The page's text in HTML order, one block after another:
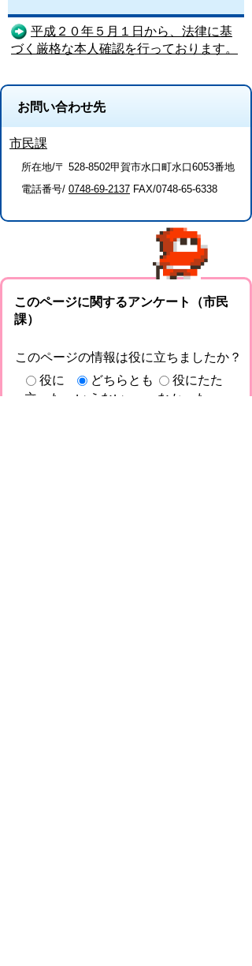
平成２０年５月１日から、法律に基
づく厳格な本人確認を行っております。
お問い合わせ先
市民課
所在地/〒 528-8502甲賀市水口町水口6053番地
電話番号/ 0748-69-2137 FAX/0748-65-6338
このページに関するアンケート（市民
課）
このページの情報は役に立ちましたか？
役に
立った
どちらとも
いえない
役にたた
なかった